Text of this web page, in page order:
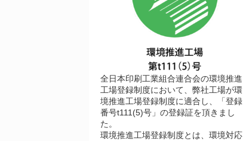
全日本印刷工業組合連合会の環境推進
工場登録制度において、弊社工場が環
境推進工場登録制度に適合し、「登録
番号t111(5)号」の登録証を頂きまし
た。
環境推進工場登録制度とは、環境対応